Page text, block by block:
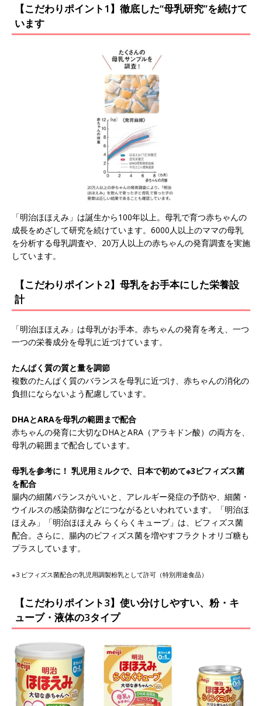
【こだわりポイント1】徹底した“母乳研究”を続けて
います
「明治ほほえみ」は誕生から100年以上。母乳で育つ赤ちゃんの
成長をめざして研究を続けています。6000人以上のママの母乳
を分析する母乳調査や、20万人以上の赤ちゃんの発育調査を実施
しています。
【こだわりポイント2】母乳をお手本にした栄養設
計
「明治ほほえみ」は母乳がお手本。赤ちゃんの発育を考え、一つ
一つの栄養成分を母乳に近づけています。
たんぱく質の質と量を調節
複数のたんぱく質のバランスを母乳に近づけ、赤ちゃんの消化の
負担にならないよう配慮しています。
DHAとARAを母乳の範囲まで配合
赤ちゃんの発育に大切なDHAとARA（アラキドン酸）の両方を、
母乳の範囲まで配合しています。
母乳を参考に！ 乳児用ミルクで、日本で初めて※3ビフィズス菌
を配合
腸内の細菌バランスがいいと、アレルギー発症の予防や、細菌・
ウイルスの感染防御などにつながるといわれています。「明治ほ
ほえみ」「明治ほほえみ らくらくキューブ」は、ビフィズス菌
配合。さらに、腸内のビフィズス菌を増やすフラクトオリゴ糖も
プラスしています。
※3 ビフィズス菌配合の乳児用調製粉乳として許可（特別用途食品）
【こだわりポイント3】使い分けしやすい、粉・キ
ューブ・液体の3タイプ